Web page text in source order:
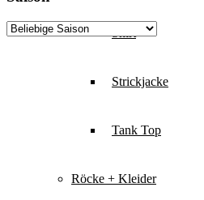
Shirt
Strickjacke
Tank Top
Röcke + Kleider